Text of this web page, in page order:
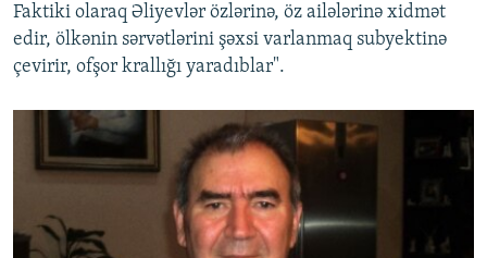
Faktiki olaraq Əliyevlər özlərinə, öz ailələrinə xidmət
edir, ölkənin sərvətlərini şəxsi varlanmaq subyektinə
çevirir, ofşor krallığı yaradıblar".